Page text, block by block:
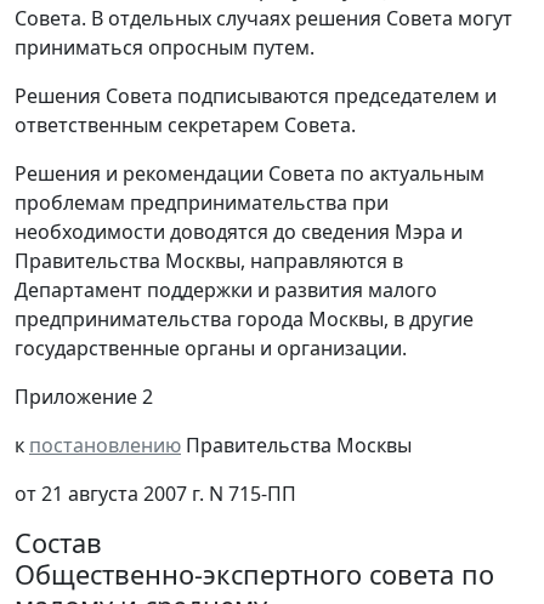
Совета. В отдельных случаях решения Совета могут
приниматься опросным путем.
Решения Совета подписываются председателем и
ответственным секретарем Совета.
Решения и рекомендации Совета по актуальным
проблемам предпринимательства при
необходимости доводятся до сведения Мэра и
Правительства Москвы, направляются в
Департамент поддержки и развития малого
предпринимательства города Москвы, в другие
государственные органы и организации.
Приложение 2
к постановлению Правительства Москвы
от 21 августа 2007 г. N 715-ПП
Состав
Общественно-экспертного совета по